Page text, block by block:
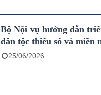
Bộ Nội vụ hướng dẫn
dân tộc thiểu số và miền
25/06/2026